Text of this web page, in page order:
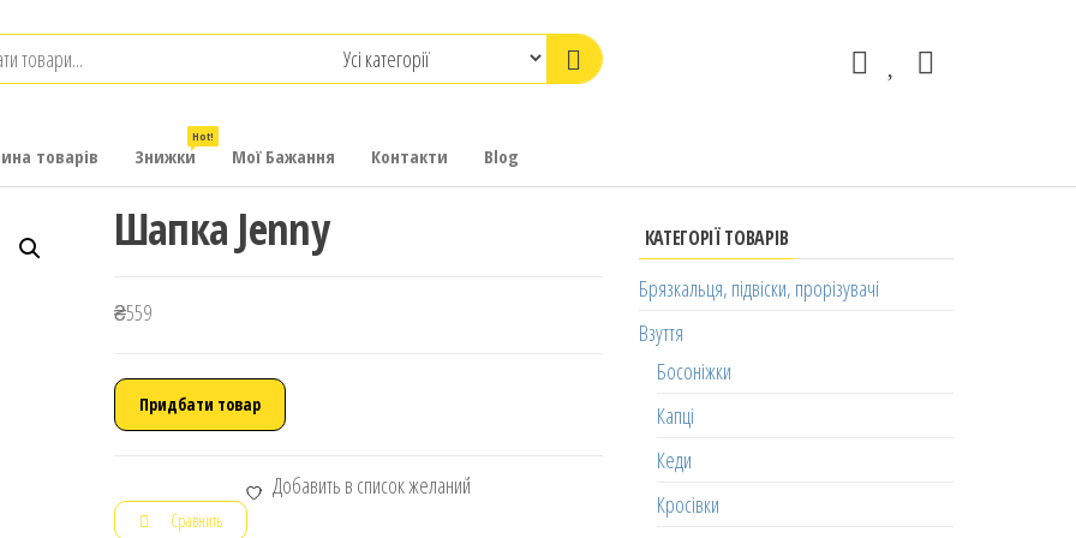
товарів Знижки
Hot!
Мої Бажання Контакти Blog
Шапка Jenny
₴559
Придбати товар
Добавить в список желаний
Сравнить
КАТЕГОРІЇ ТОВАРІВ
Брязкальця, підвіски, прорізувачі
Взуття
Босоніжки
Капці
Кеди
Кросівки